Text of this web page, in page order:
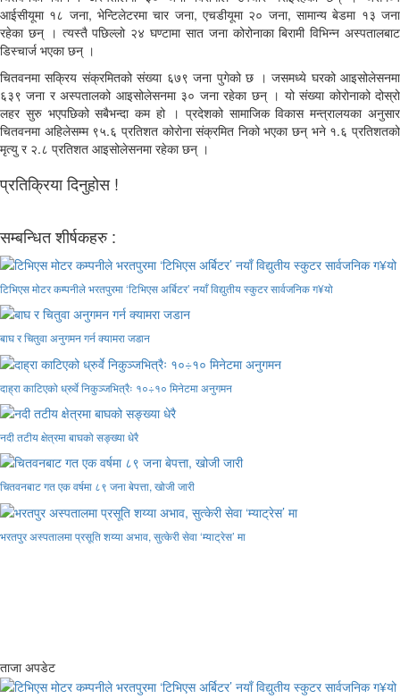
आईसीयूमा १८ जना, भेन्टिलेटरमा चार जना, एचडीयूमा २० जना, सामान्य बेडमा १३ जना
रहेका छन् । त्यस्तै पछिल्लो २४ घण्टामा सात जना कोरोनाका बिरामी विभिन्न अस्पतालबाट
डिस्चार्ज भएका छन् ।
चितवनमा सक्रिय संक्रमितको संख्या ६७९ जना पुगेको छ । जसमध्ये घरको आइसोलेसनमा
६३९ जना र अस्पतालको आइसोलेसनमा ३० जना रहेका छन् । यो संख्या कोरोनाको दोस्रो
लहर सुरु भएपछिको सबैभन्दा कम हो । प्रदेशको सामाजिक विकास मन्त्रालयका अनुसार
चितवनमा अहिलेसम्म ९५.६ प्रतिशत कोरोना संक्रमित निको भएका छन् भने १.६ प्रतिशतको
मृत्यु र २.८ प्रतिशत आइसोलेसनमा रहेका छन् ।
प्रतिक्रिया दिनुहोस !
सम्बन्धित शीर्षकहरु :
टिभिएस मोटर कम्पनीले भरतपुरमा ‘टिभिएस अर्बिटर’ नयाँ विद्युतीय स्कुटर सार्वजनिक ग¥यो
बाघ र चितुवा अनुगमन गर्न क्यामरा जडान
दाह्रा काटिएको ध्रुर्वे निकुञ्जभित्रैः १०÷१० मिनेटमा अनुगमन
नदी तटीय क्षेत्रमा बाघको सङ्ख्या धेरै
चितवनबाट गत एक वर्षमा ८९ जना बेपत्ता, खोजी जारी
भरतपुर अस्पतालमा प्रसूति शय्या अभाव, सुत्केरी सेवा ‘म्याट्रेस’ मा
ताजा अपडेट